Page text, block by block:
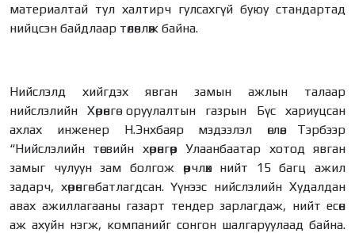
материалтай тул халтирч гулсахгүй буюу стандартад
нийцсэн байдлаар төлөвлөж байна.
Нийслэлд хийгдэх явган замын ажлын талаар
нийслэлийн Хөрөнгө оруулалтын газрын Бүс хариуцсан
ахлах инженер Н.Энхбаяр мэдээлэл өглөө. Тэрбээр
“Нийслэлийн төсвийн хөрөнгөөр Улаанбаатар хотод явган
замыг чулуун зам болгож өөрчлөх нийт 15 багц ажил
задарч, хөрөнгө батлагдсан. Үүнээс нийслэлийн Худалдан
авах ажиллагааны газарт тендер зарлагдаж, нийт есөн
аж ахуйн нэгж, компанийг сонгон шалгаруулаад байна.